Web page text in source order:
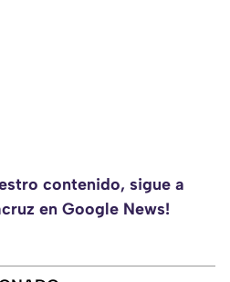
contenido, sigue a
en Google News!